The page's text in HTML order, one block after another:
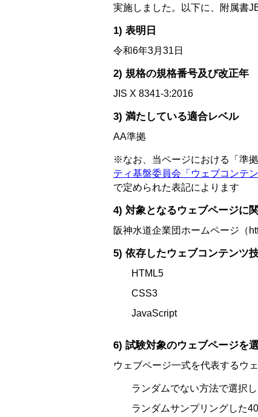
実施しました。以下に、附属書
1) 表明日
令和6年3月31日
2) 規格の規格番号及び改正年
JIS X 8341-3:2016
3) 満たしている適合レベル
AA準拠
※なお、当ページにおける「準
ティ基盤委員会「ウェブコンテ
で定められた表記によります
4) 対象となるウェブページに
阪神水道企業団ホームページ（
5) 依存したウェブコンテンツ
HTML5
CSS3
JavaScript
6) 試験対象のウェブページを
ウェブページ一式を代表するウ
ランダムでない方法で選択
ランダムサンプリングした